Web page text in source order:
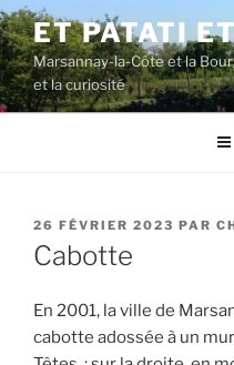
Aller
au
contenu
principal
ET PATATI
Marsannay-la-Côte et la
et la curiosité
PUBLIÉ
LE
26 FÉVRIER 2023 PAR
Cabotte
En 2001, la ville de
cabotte adossée à un